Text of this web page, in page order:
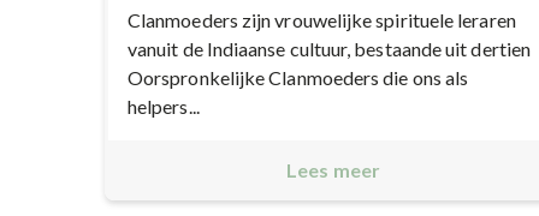
Clanmoeders zijn vrouwelijke spirituele leraren
vanuit de Indiaanse cultuur, bestaande uit dertien
Oorspronkelijke Clanmoeders die ons als
helpers...
Lees meer